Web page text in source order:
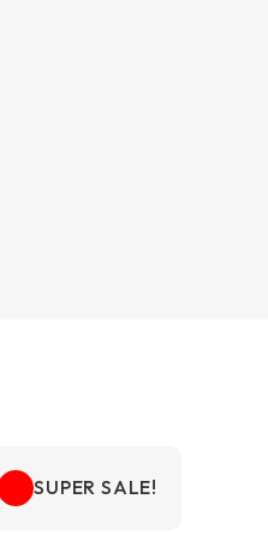
SUPER SALE!